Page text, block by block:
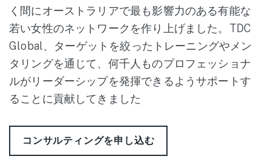
く間にオーストラリアで最も影響力のある有能な
若い女性のネットワークを作り上げました。TDC
Global、ターゲットを絞ったトレーニングやメン
タリングを通じて、何千人ものプロフェッショナ
ルがリーダーシップを発揮できるようサポートす
ることに貢献してきました
コンサルティングを申し込む